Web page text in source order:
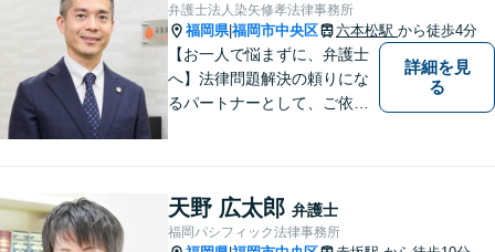
弁護士法人染矢修孝法律事務所
福岡県|福岡市中央区 六本松駅 から徒歩4分
【お一人で悩まずに、弁護士
へ】法律問題解決の頼りにな
るパートナーとして、ご依頼
じめ、「離婚事件」、「損害
賠償請求事件」、「刑事事
件」まで多数の事件の取り扱
詳細を見
る
天野 広太郎 弁護士
福岡パシフィック法律事務所